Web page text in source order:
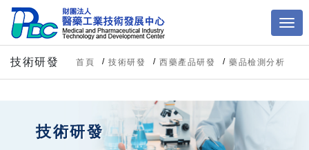
技術研發 首頁 技術研發 西藥產品研發 藥品檢測分析
技術研發